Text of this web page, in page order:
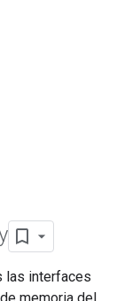
las interfaces